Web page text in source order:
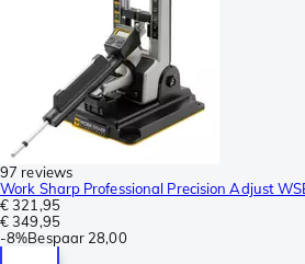
97 reviews
Work Sharp Professional Precision Adjust
€ 321,95
€ 349,95
-8%Bespaar 28,00